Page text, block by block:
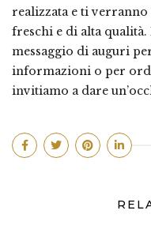
realizzata e ti
freschi e di alta
messaggio di auguri
informazioni o per
invitiamo a dare